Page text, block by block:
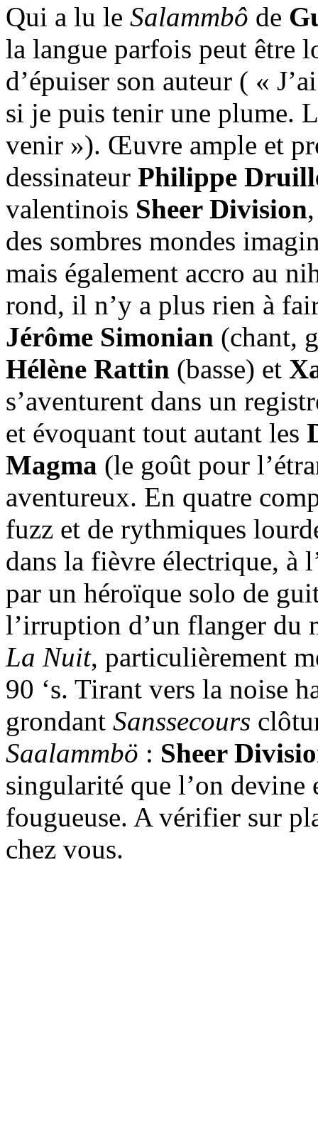
Qui a lu le Salammbô de
la langue parfois peut être
d’épuiser son auteur ( «
si je puis tenir une plume.
venir »). Œuvre ample et
dessinateur Philippe
valentinois Sheer Division
des sombres mondes
mais également accro au
rond, il n’y a plus rien à
Jérôme Simonian (chant,
Hélène Rattin (basse) et
s’aventurent dans un
et évoquant tout autant les
Magma (le goût pour
aventureux. En quatre
fuzz et de rythmiques
dans la fièvre électrique, à
par un héroïque solo de
l’irruption d’un flanger du
La Nuit, particulièrement
90 ‘s. Tirant vers la noise
grondant Sanssecours
Saalammbö : Sheer
singularité que l’on
fougueuse. A vérifier sur
chez vous.